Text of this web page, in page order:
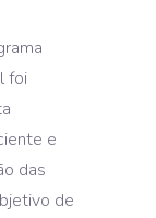
foi
e
das
de